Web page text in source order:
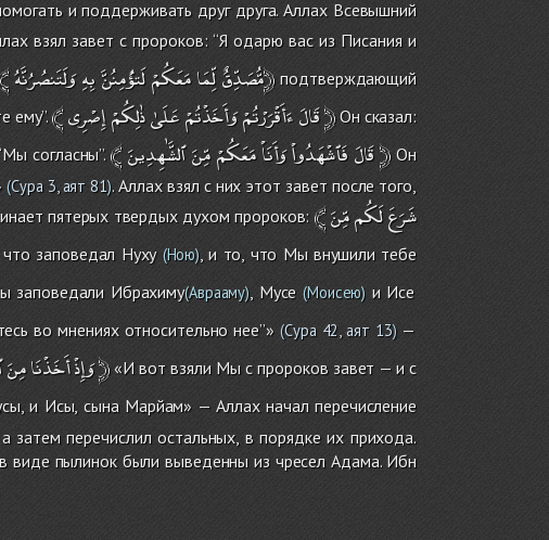
и поддерживать друг друга. Аллах Всевышний
взял завет c пророков: ‘‘Я одарю вас из Писания и
مُّصَدِّقٌلِّمَامَعَكُمْلَتؤُْمِنُنَّبِهِ وَلَتَنصُرُنَّهُ﴿подтверждающий
ему’’.﴾ قَالَءَأَقْرَرْتُمْوَأَخَذْتُمْعَلَىٰذٰلِكُمْإِصْرِى ﴿Он сказал:
согласны’’.﴾ قَالَفَٱشْهَدُواْوَأَنَاْمَعَكُمْمِّنَٱلشَّٰهِدِينَ ﴿Он
(Сура 3, аят 81). Аллах взял с них этот завет после того,
пятерых твердых духом пророков: ﴾ شَرَعَلَكُممِّنَ
заповедал Нуху(Ною) , и то, что Мы внушили тебе
Ибрахиму(Аврааму) , Мусе (Моисею) и Исе
во мнениях относительно нее’’»(Сура 42, аят 13)—
وَإِذْأَخَذْنَامِنَ ﴿«И вот взяли Мы с пророков завет — и с
и Исы, сына Марйам» — Аллах начал перечисление
затем перечислил остальных, в порядке их прихода.
виде пылинок были выведенны из чресел Адама. Ибн